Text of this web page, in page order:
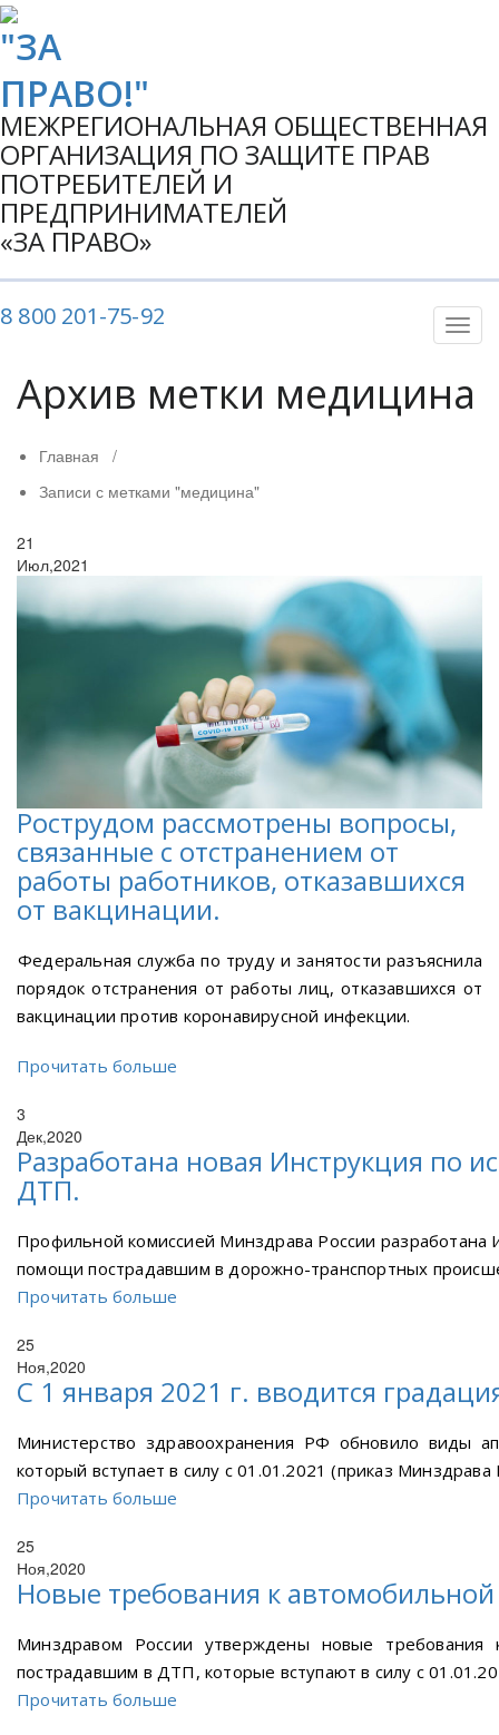
МЕЖРЕГИОНАЛЬНАЯ ОБЩЕСТВЕННАЯ
ОРГАНИЗАЦИЯ ПО ЗАЩИТЕ ПРАВ
ПОТРЕБИТЕЛЕЙ И
ПРЕДПРИНИМАТЕЛЕЙ
«ЗА ПРАВО»
8 800 201-75-92
Архив метки медицина
Главная /
Записи с метками "медицина"
21
Июл,2021
Рострудом рассмотрены вопросы,
связанные с отстранением от
работы работников, отказавшихся
от вакцинации.
Федеральная служба по труду и занятости разъяснила
порядок отстранения от работы лиц, отказавшихся от
вакцинации против коронавирусной инфекции.
Прочитать больше
3
Дек,2020
Разработана новая Инструкция по
ДТП.
Профильной комиссией Минздрава России разработана
помощи пострадавшим в дорожно-транспортных
Прочитать больше
25
Ноя,2020
С 1 января 2021 г. вводится
Министерство здравоохранения РФ обновило виды
который вступает в силу с 01.01.2021 (приказ
Прочитать больше
25
Ноя,2020
Новые требования к автомобильной
Минздравом России утверждены новые требования
пострадавшим в ДТП, которые вступают в силу с
Прочитать больше